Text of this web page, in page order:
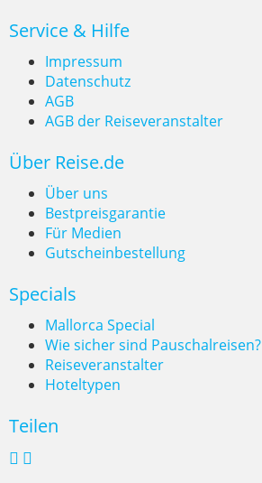
Service & Hilfe
Impressum
Datenschutz
AGB
AGB der Reiseveranstalter
Über Reise.de
Über uns
Bestpreisgarantie
Für Medien
Gutscheinbestellung
Specials
Mallorca Special
Wie sicher sind Pauschalreisen?
Reiseveranstalter
Hoteltypen
Teilen